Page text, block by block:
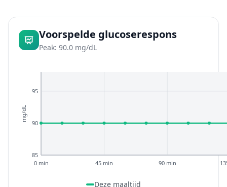
Voorspelde glucoserespons
Peak: 90.0 mg/dL
85
90
95
0 min 45 min 90 min
mg/dL
Deze maaltijd